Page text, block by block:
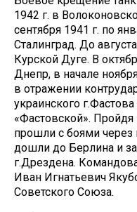
1942 г. в
сентября 1941 г. по
Сталинград. До
Курской Дуге. В
Днепр, в начале
в отражении
украинского
«Фастовской». Пройдя
прошли с боями
дошли до Берлина и
г.Дрездена.
Иван Игнатьевич
Советского Союза.